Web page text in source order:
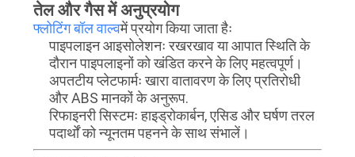
तेल और गैस में अनुप्रयोग
फ्लोटिंग बॉल वाल्वमें प्रयोग किया जाता हैः
पाइपलाइन आइसोलेशनः रखरखाव या आपात स्थिति के
दौरान पाइपलाइनों को खंडित करने के लिए महत्वपूर्ण।
अपतटीय प्लेटफार्मः खारा वातावरण के लिए प्रतिरोधी
और ABS मानकों के अनुरूप.
रिफाइनरी सिस्टमः हाइड्रोकार्बन, एसिड और घर्षण तरल
पदार्थों को न्यूनतम पहनने के साथ संभालें।